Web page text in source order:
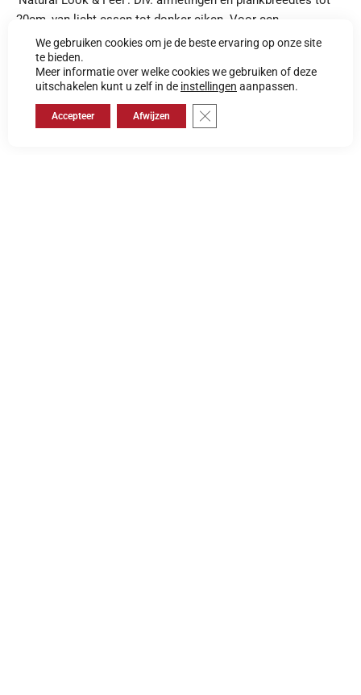
20cm, van licht essen tot donker eiken. Voor een
Scandinavische tot klassieke look!
Floorsymbols CE
We gebruiken cookies om je de beste ervaring op onze site
te bieden.
Meer informatie over welke cookies we gebruiken of deze
uitschakelen kunt u zelf in de instellingen aanpassen.
Accepteer Afwijzen Sluit AVG/GDPR cookie banner